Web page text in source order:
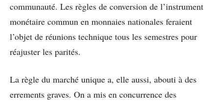
communauté. Les règles de conversion de l’instrument
monétaire commun en monnaies nationales feraient
l’objet de réunions technique tous les semestres pour
réajuster les parités.
La règle du marché unique a, elle aussi, abouti à des
errements graves. On a mis en concurrence des